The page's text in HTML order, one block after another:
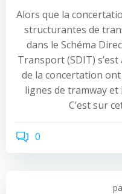
Alors que la
structurantes de
dans le Schéma
Transport (SDIT)
de la concertation
lignes de tramway
C’est sur
0